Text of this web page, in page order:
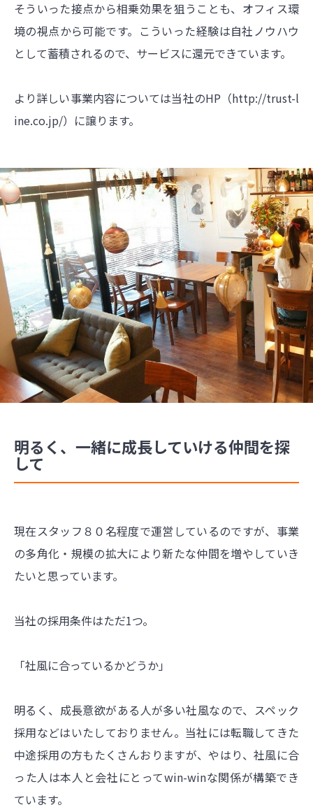
そういった接点から相乗効果を狙うことも、オフィス環
境の視点から可能です。こういった経験は自社ノウハウ
として蓄積されるので、サービスに還元できています。
より詳しい事業内容については当社のHP（http://trust-l
ine.co.jp/）に譲ります。
明るく、一緒に成長していける仲間を探
して
現在スタッフ８０名程度で運営しているのですが、事業
の多角化・規模の拡大により新たな仲間を増やしていき
たいと思っています。
当社の採用条件はただ1つ。
「社風に合っているかどうか」
明るく、成長意欲がある人が多い社風なので、スペック
採用などはいたしておりません。当社には転職してきた
中途採用の方もたくさんおりますが、やはり、社風に合
った人は本人と会社にとってwin-winな関係が構築でき
ています。